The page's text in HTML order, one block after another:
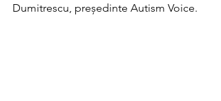
Dumitrescu, președinte Autism Voice.